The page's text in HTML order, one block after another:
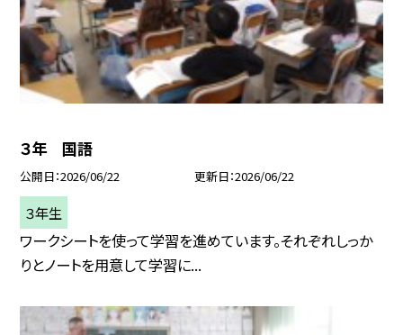
３年 国語
公開日 2026/06/22 更新日 2026/06/22
３年生
ワークシートを使って学習を進めています。それぞれしっか
りとノートを用意して学習に...